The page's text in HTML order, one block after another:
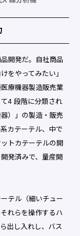
開発だ。自社商品
をやってみたい」
療機器製造販売業
4 段階に分類され
）」の製造・販売
カテーテル、中で
トカテーテルの開
発済みで、量産開
テル（細いチュー
れらを操作するハ
出し入れし、バス